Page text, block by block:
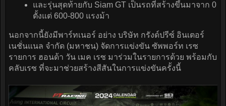
และรุ่นสุดท้ายกับ Siam GT เป็นรถที่สร้างขึ้นมาจาก 0
ตั้งแต่ 600-800 แรงม้า
นอกจากนี้ยังมีพาร์ทเนอร์ อย่าง บริษัท กรังด์ปรีซ์ อินเตอร์
เนชั่นแนล จำกัด (มหาชน) จัดการแข่งขัน ซัพพอร์ท เรซ
รายการ ฮอนด้า วัน เมค เรซ มาร่วมในรายการด้วย พร้อมกับ
คลับเรซ ที่จะมาช่วยสร้างสีสันในการแข่งขันครั้งนี้